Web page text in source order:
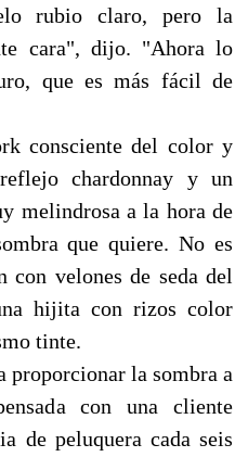
rubio claro, pero la
cara", dijo. "Ahora lo
que es más fácil de
consciente del color y
chardonnay y un
melindrosa a la hora de
que quiere. No es
con velones de seda del
hijita con rizos color
tinte.
proporcionar la sombra a
con una cliente
de peluquera cada seis